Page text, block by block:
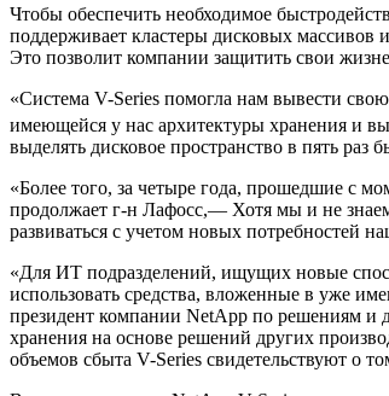
Чтобы обеспечить необходимое
поддерживает кластеры дисковых
Это позволит компании защитить свои
«Система V-Series помогла нам вывести
имеющейся у нас архитектуры хранения и
выделять дисковое пространство в пять
«Более того, за четыре года, прошедшие с
продолжает г-н Лафосс,— Хотя мы и не
развиваться с учетом новых потребностей
«Для ИТ подразделений, ищущих новые
использовать средства, вложенные в уже
президент компании NetApp по решениям и
хранения на основе решений других
объемов сбыта V-Series свидетельствуют о